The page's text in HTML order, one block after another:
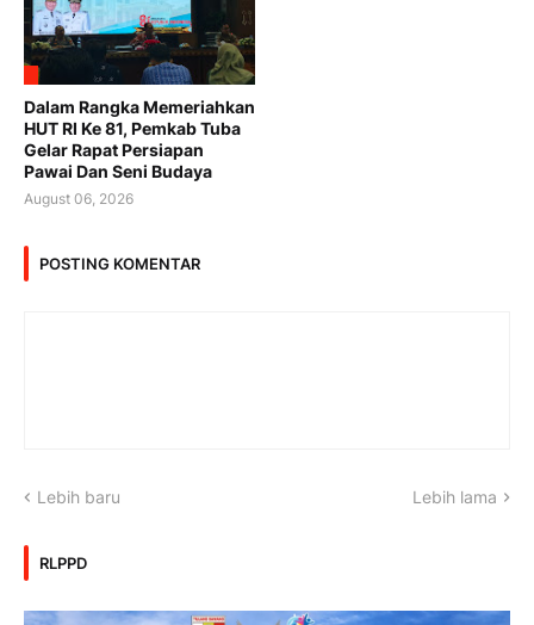
Dalam Rangka Memeriahkan
HUT RI Ke 81, Pemkab Tuba
Gelar Rapat Persiapan
Pawai Dan Seni Budaya
August 06, 2026
POSTING KOMENTAR
Lebih baru Lebih lama
RLPPD